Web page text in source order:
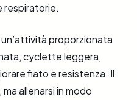
respiratorie.
proporzionata
cyclette leggera,
fiato e resistenza. Il
allenarsi in modo